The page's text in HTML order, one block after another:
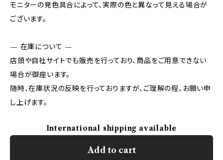
モニターの発色具合によって、実際の色と異なって見える場合が
ございます。
— 在庫について —
店頭や自社サイトでも販売を行っており、商品をご用意できない
場合が御座います。
随時、在庫状況の反映を行っておりますが、ご理解の程、お願い申
し上げます。
International shipping available
Add to cart